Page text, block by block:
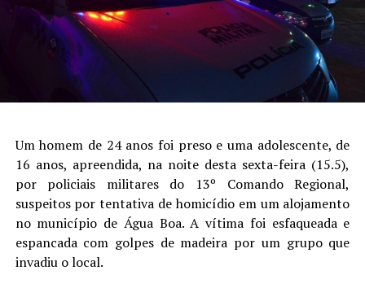
Um homem de 24 anos foi preso e uma adolescente, de
16 anos, apreendida, na noite desta sexta-feira (15.5),
por policiais militares do 13º Comando Regional,
suspeitos por tentativa de homicídio em um alojamento
no município de Água Boa. A vítima foi esfaqueada e
espancada com golpes de madeira por um grupo que
invadiu o local.